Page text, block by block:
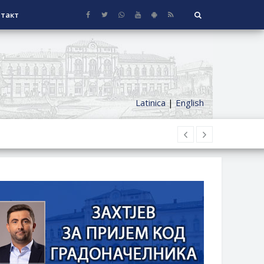
Latinica|English
КУЋЕ СА ОКУЋНИЦОМ НА
БОРАЧКИ ДОДАТАК ЗА